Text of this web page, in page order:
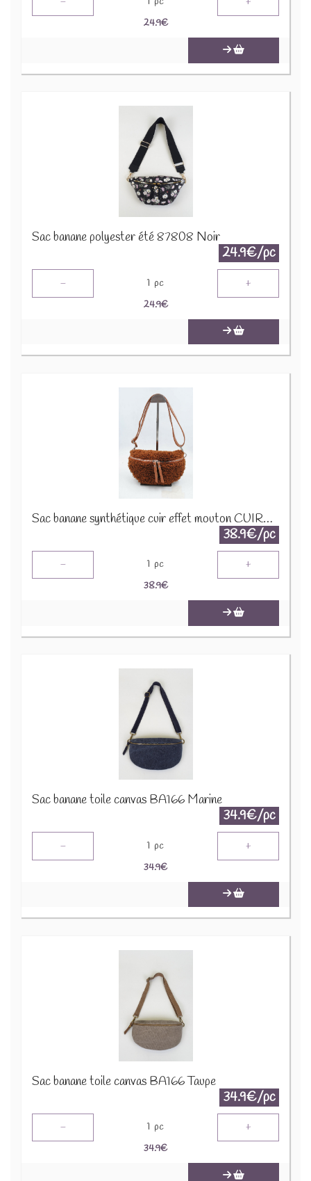
24.9€
Sac banane polyester été 87808 Noir
24.9€/pc
- 1 pc +
24.9€
Sac banane synthétique cuir effet mouton CUIR-IT-876-3 Marron
38.9€/pc
- 1 pc +
38.9€
Sac banane toile canvas BA166 Marine
34.9€/pc
- 1 pc +
34.9€
Sac banane toile canvas BA166 Taupe
34.9€/pc
- 1 pc +
34.9€